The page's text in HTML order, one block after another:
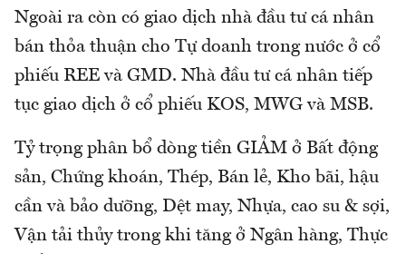
Ngoài ra còn có giao dịch nhà đầu tư cá nhân
bán thỏa thuận cho Tự doanh trong nước ở cổ
phiếu REE và GMD. Nhà đầu tư cá nhân tiếp
tục giao dịch ở cổ phiếu KOS, MWG và MSB.
Tỷ trọng phân bổ dòng tiền GIẢM ở Bất động
sản, Chứng khoán, Thép, Bán lẻ, Kho bãi, hậu
cần và bảo dưỡng, Dệt may, Nhựa, cao su & sợi,
Vận tải thủy trong khi tăng ở Ngân hàng, Thực